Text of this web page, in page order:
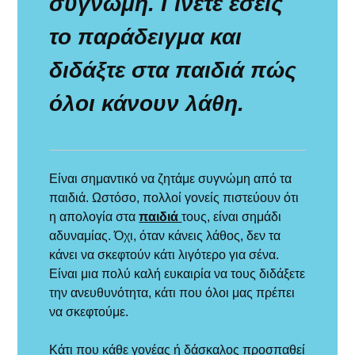
το παράδειγμα και
διδάξτε στα παιδιά πώς
όλοι κάνουν λάθη.
Είναι σημαντικό να ζητάμε συγνώμη από τα
παιδιά. Ωστόσο, πολλοί γονείς πιστεύουν ότι
η απολογία σταπαιδιάτους, είναι σημάδι
αδυναμίας. Όχι, όταν κάνεις λάθος, δεν τα
κάνει να σκεφτούν κάτι λιγότερο για σένα.
Είναι μια πολύ καλή ευκαιρία να τους διδάξετε
την ανευθυνότητα, κάτι που όλοι μας πρέπει
να σκεφτούμε.
Κάτι που κάθε γονέας ή δάσκαλος προσπαθεί